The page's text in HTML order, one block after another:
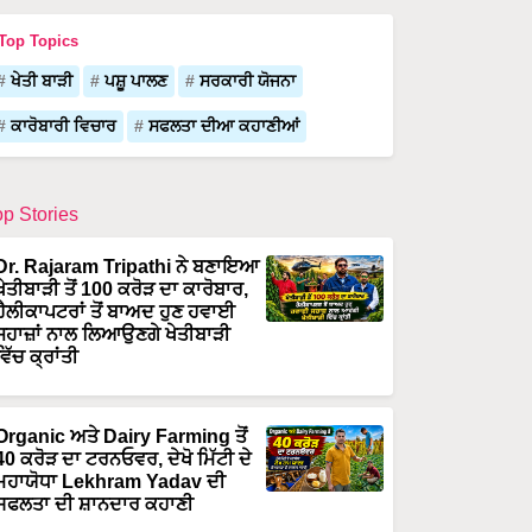
Topics
ਖੇਤੀ ਬਾੜੀ ਪਸ਼ੂ ਪਾਲਣ ਸਰਕਾਰੀ ਯੋਜਨਾ
ਕਾਰੋਬਾਰੀ ਵਿਚਾਰ ਸਫਲਤਾ ਦੀਆ ਕਹਾਣੀਆਂ
Stories
Rajaram Tripathi ਨੇ ਬਣਾਇਆ
ਤੋਂ 100 ਕਰੋੜ ਦਾ ਕਾਰੋਬਾਰ,
ਤੋਂ ਬਾਅਦ ਹੁਣ ਹਵਾਈ
ਨਾਲ ਲਿਆਉਣਗੇ ਖੇਤੀਬਾੜੀ
ਕ੍ਰਾਂਤੀ
ਅਤੇ Dairy Farming ਤੋਂ
ਕਰੋੜ ਦਾ ਟਰਨਓਵਰ, ਦੇਖੋ ਮਿੱਟੀ ਦੇ
Lekhram Yadav ਦੀ
ਦੀ ਸ਼ਾਨਦਾਰ ਕਹਾਣੀ